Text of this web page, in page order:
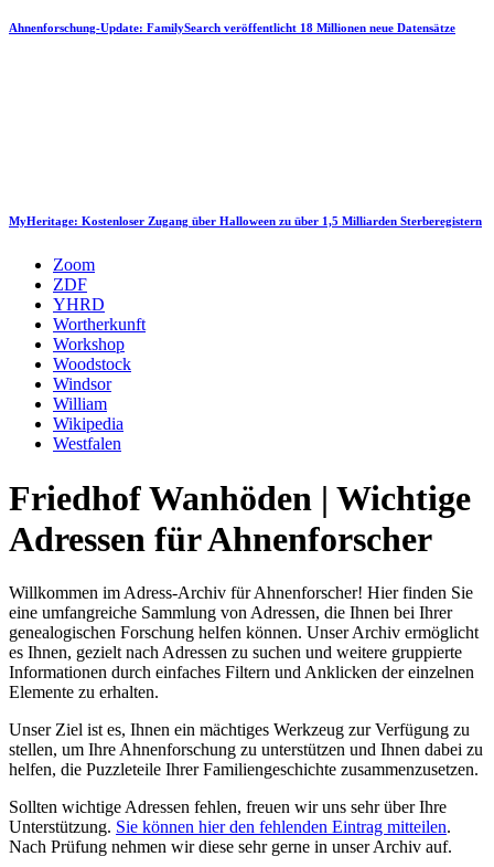
Ahnenforschung-Update: FamilySearch veröffentlicht 18 Millionen neue Datensätze
MyHeritage: Kostenloser Zugang über Halloween zu über 1,5 Milliarden Sterberegistern
Zoom
ZDF
YHRD
Wortherkunft
Workshop
Woodstock
Windsor
William
Wikipedia
Westfalen
Friedhof Wanhöden | Wichtige
Adressen für Ahnenforscher
Willkommen im Adress-Archiv für Ahnenforscher! Hier finden Sie
eine umfangreiche Sammlung von Adressen, die Ihnen bei Ihrer
genealogischen Forschung helfen können. Unser Archiv ermöglicht
es Ihnen, gezielt nach Adressen zu suchen und weitere gruppierte
Informationen durch einfaches Filtern und Anklicken der einzelnen
Elemente zu erhalten.
Unser Ziel ist es, Ihnen ein mächtiges Werkzeug zur Verfügung zu
stellen, um Ihre Ahnenforschung zu unterstützen und Ihnen dabei zu
helfen, die Puzzleteile Ihrer Familiengeschichte zusammenzusetzen.
Sollten wichtige Adressen fehlen, freuen wir uns sehr über Ihre
Unterstützung. Sie können hier den fehlenden Eintrag mitteilen.
Nach Prüfung nehmen wir diese sehr gerne in unser Archiv auf.